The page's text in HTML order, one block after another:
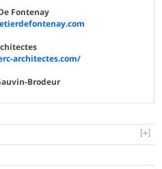
Fontenay
architectes.com/
Brodeur